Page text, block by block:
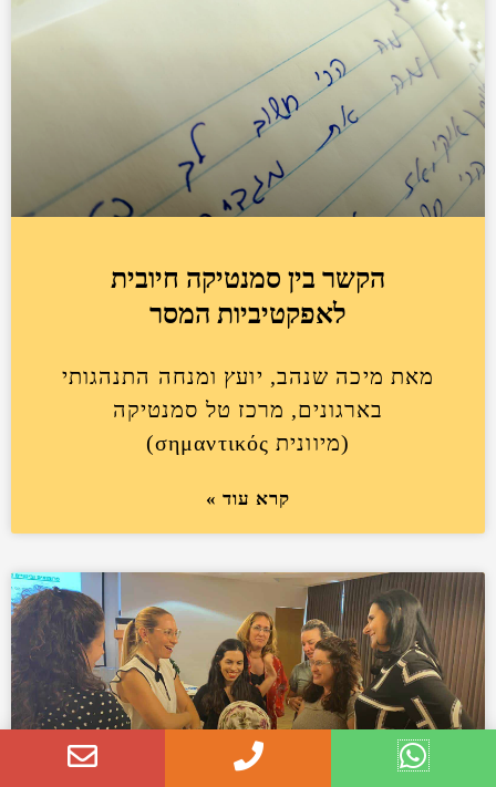
הקשר בין סמנטיקה חיובית
לאפקטיביות המסר
מאת מיכה שנהב, יועץ ומנחה התנהגותי
בארגונים, מרכז טל סמנטיקה
(מיוונית σημαντικός)
קרא עוד »